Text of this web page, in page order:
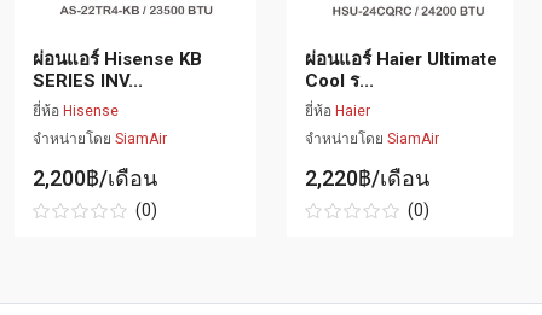
ผ่อนแอร์ Hisense KB
SERIES INV...
ยี่ห้อ Hisense
จำหน่ายโดย SiamAir
2,200฿/เดือน
(0)
ผ่อนแอร์ Haier Ultimate
Cool ร...
ยี่ห้อ Haier
จำหน่ายโดย SiamAir
2,220฿/เดือน
(0)